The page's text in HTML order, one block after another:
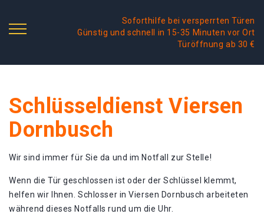
Soforthilfe bei versperrten Türen
Günstig und schnell in 15-35 Minuten vor Ort
Türöffnung ab 30 €
Schlüsseldienst Viersen
Dornbusch
Wir sind immer für Sie da und im Notfall zur Stelle!
Wenn die Tür geschlossen ist oder der Schlüssel klemmt,
helfen wir Ihnen. Schlosser in Viersen Dornbusch arbeiteten
während dieses Notfalls rund um die Uhr.